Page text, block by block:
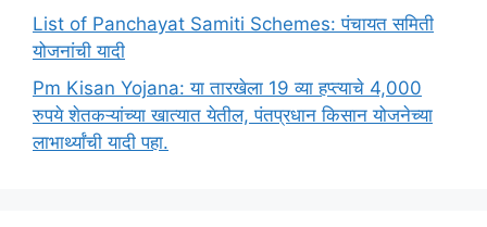
List of Panchayat Samiti Schemes: पंचायत समिती
योजनांची यादी
Pm Kisan Yojana: या तारखेला 19 व्या हप्त्याचे 4,000
रुपये शेतकऱ्यांच्या खात्यात येतील, पंतप्रधान किसान योजनेच्या
लाभार्थ्यांची यादी पहा.